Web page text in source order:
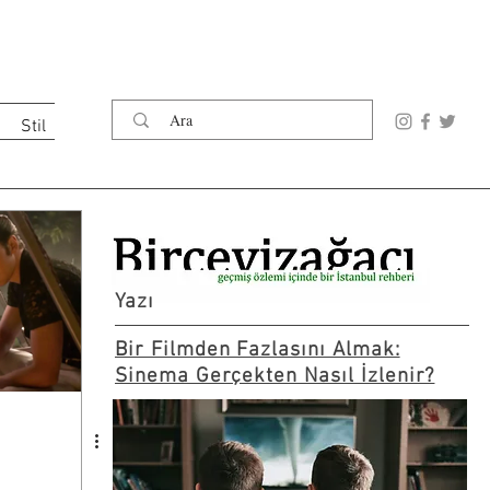
Stil
Yazı
Bir Filmden Fazlasını Almak:
Sinema Gerçekten Nasıl İzlenir?